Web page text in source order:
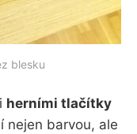
blesku
herními tlačítky
nejen barvou, ale